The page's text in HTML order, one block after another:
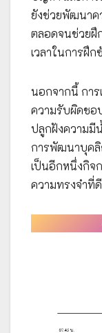
ยังช่วยพัฒนาค
ตลอดจนช่วยฝึ
เวลาในการฝึ
นอกจากนี้ การ
ความรับผิดชอ
ปลูกฝังความมี
การพัฒนาบุคลิ
เป็นอีกหนึ่งกิจ
ความทรงจำที่